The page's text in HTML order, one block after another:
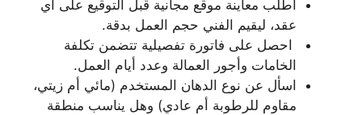
اطلب معاينة موقع مجانية قبل التوقيع على أي
عقد، ليقيم الفني حجم العمل بدقة.
احصل على فاتورة تفصيلية تتضمن تكلفة
الخامات وأجور العمالة وعدد أيام العمل.
اسأل عن نوع الدهان المستخدم (مائي أم زيتي،
مقاوم للرطوبة أم عادي) وهل يناسب منطقة